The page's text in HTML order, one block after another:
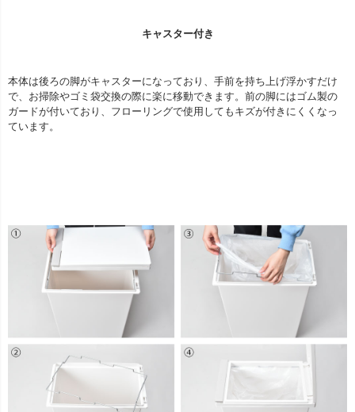
キャスター付き
本体は後ろの脚がキャスターになっており、手前を持ち上げ浮かすだけ
で、お掃除やゴミ袋交換の際に楽に移動できます。前の脚にはゴム製の
ガードが付いており、フローリングで使用してもキズが付きにくくなっ
ています。